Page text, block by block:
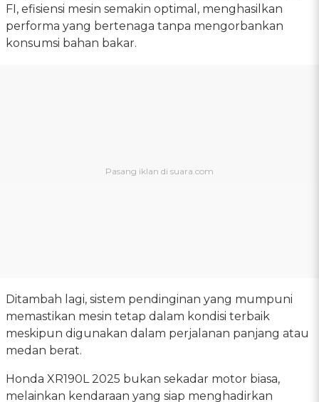
FI, efisiensi mesin semakin optimal, menghasilkan
performa yang bertenaga tanpa mengorbankan
konsumsi bahan bakar.
Ditambah lagi, sistem pendinginan yang mumpuni
memastikan mesin tetap dalam kondisi terbaik
meskipun digunakan dalam perjalanan panjang atau
medan berat.
Honda XR190L 2025 bukan sekadar motor biasa,
melainkan kendaraan yang siap menghadirkan